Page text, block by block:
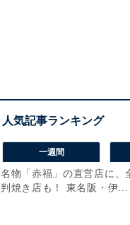
一週間
名物「赤福」の直営店に、
焼き店も！ 東名阪・伊...